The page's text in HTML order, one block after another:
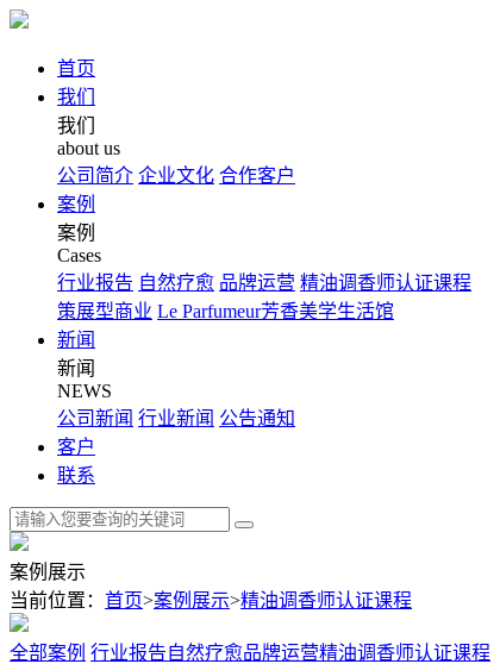
首页
我们
我们
about us
公司简介 企业文化 合作客户
案例
案例
Cases
行业报告 自然疗愈 品牌运营 精油调香师认证课程
策展型商业 Le Parfumeur芳香美学生活馆
新闻
新闻
NEWS
公司新闻 行业新闻 公告通知
客户
联系
案例展示
当前位置： 首页>案例展示>精油调香师认证课程
全部案例 行业报告自然疗愈品牌运营精油调香师认证课程